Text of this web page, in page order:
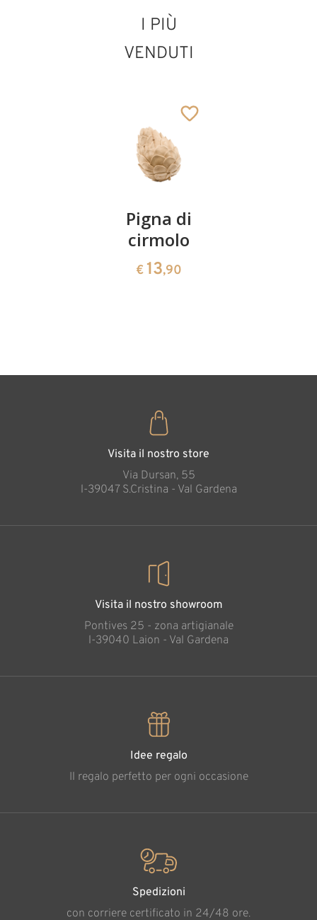
Pecora con
I PIÙ
VENDUTI
Pigna di
cirmolo
€ 13,90
Visita il nostro store
Via Dursan, 55
l-39047 S.Cristina - Val Gardena
Visita il nostro showroom
Pontives 25 - zona artigianale
l-39040 Laion - Val Gardena
Idee regalo
Il regalo perfetto per ogni occasione
Spedizioni
con corriere certificato in 24/48 ore.